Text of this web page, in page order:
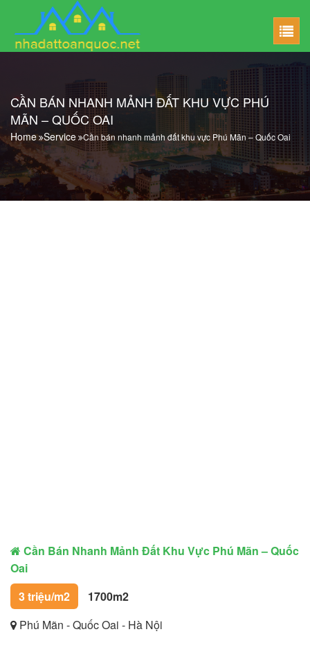
CẦN BÁN NHANH MẢNH ĐẤT KHU VỰC PHÚ
MÃN – QUỐC OAI
Home Service Cần bán nhanh mảnh đất khu vực Phú Mãn – Quốc Oai
Cần Bán Nhanh Mảnh Đất Khu Vực Phú Mãn – Quốc
Oai
3 triệu/m2
1700m2
Phú Mãn - Quốc Oai - Hà Nội